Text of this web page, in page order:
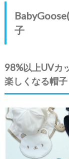
子
98%以上UVカ
楽しくなる帽子